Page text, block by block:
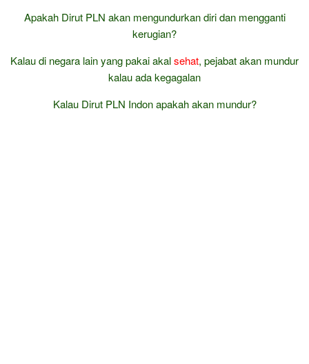
Apakah Dirut PLN akan mengundurkan diri dan mengganti
kerugian?
Kalau di negara lain yang pakai akalsehat, pejabat akan mundur
kalau ada kegagalan
Kalau Dirut PLN Indon apakah akan mundur?